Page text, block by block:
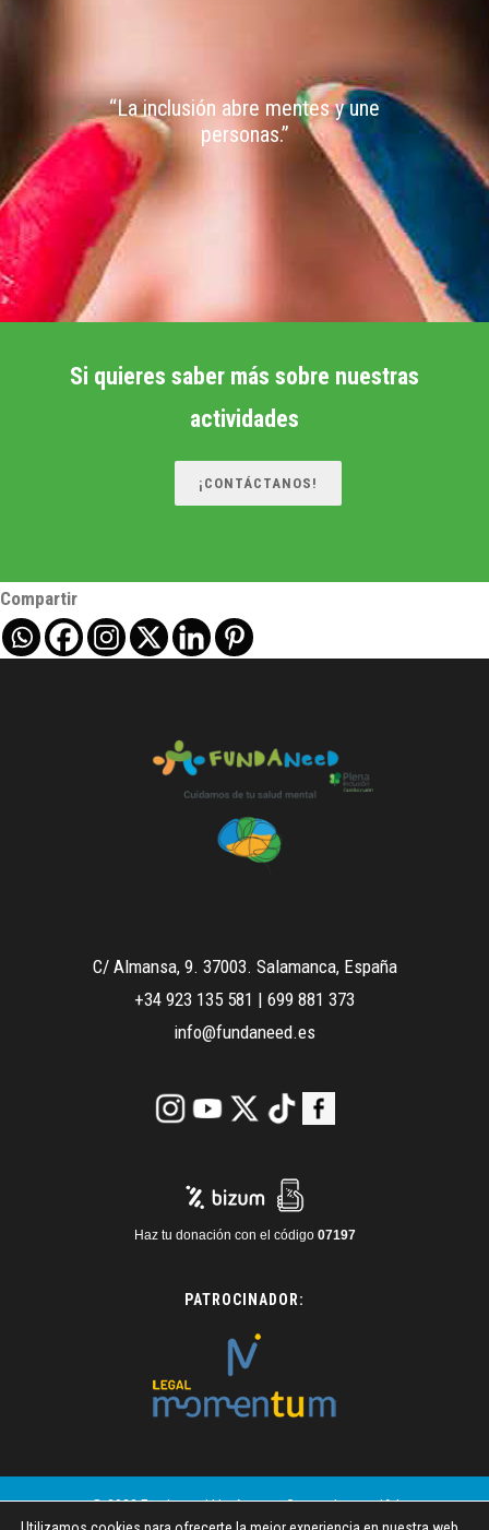
“La inclusión abre mentes y une
personas.”
Si quieres saber más sobre nuestras
actividades
¡CONTÁCTANOS!
Compartir
C/ Almansa, 9. 37003. Salamanca, España
+34 923 135 581 | 699 881 373
info@fundaneed.es
Haz tu donación con el código 07197
PATROCINADOR:
© 2023 Fundaneed | Imágenes: Generadas por IA |